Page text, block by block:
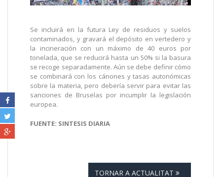
Se incluirá en la futura Ley de residuos y suelos
contaminados, y gravará el depósito en vertedero y
la incineración con un máximo de 40 euros por
tonelada, que se reducirá hasta un 50% si la basura
se recoge separadamente. Aún se debe definir cómo
se combinará con los cánones y tasas autonómicas
sobre la materia, pero debería servir para evitar las
sanciones de Bruselas por incumplir la legislación
europea.
FUENTE: SINTESIS DIARIA
TORNAR A ACTUALITAT